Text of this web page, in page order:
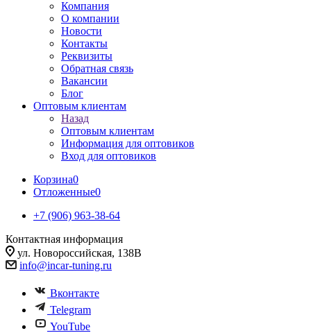
Компания
О компании
Новости
Контакты
Реквизиты
Обратная связь
Вакансии
Блог
Оптовым клиентам
Назад
Оптовым клиентам
Информация для оптовиков
Вход для оптовиков
Корзина0
Отложенные0
+7 (906) 963-38-64
Контактная информация
ул. Новороссийская, 138В
info@incar-tuning.ru
Вконтакте
Telegram
YouTube